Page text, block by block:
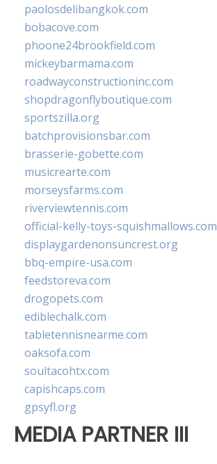
paolosdelibangkok.com
bobacove.com
phoone24brookfield.com
mickeybarmama.com
roadwayconstructioninc.com
shopdragonflyboutique.com
sportszilla.org
batchprovisionsbar.com
brasserie-gobette.com
musicrearte.com
morseysfarms.com
riverviewtennis.com
official-kelly-toys-squishmallows.com
displaygardenonsuncrest.org
bbq-empire-usa.com
feedstoreva.com
drogopets.com
ediblechalk.com
tabletennisnearme.com
oaksofa.com
soultacohtx.com
capishcaps.com
gpsyfl.org
MEDIA PARTNER III